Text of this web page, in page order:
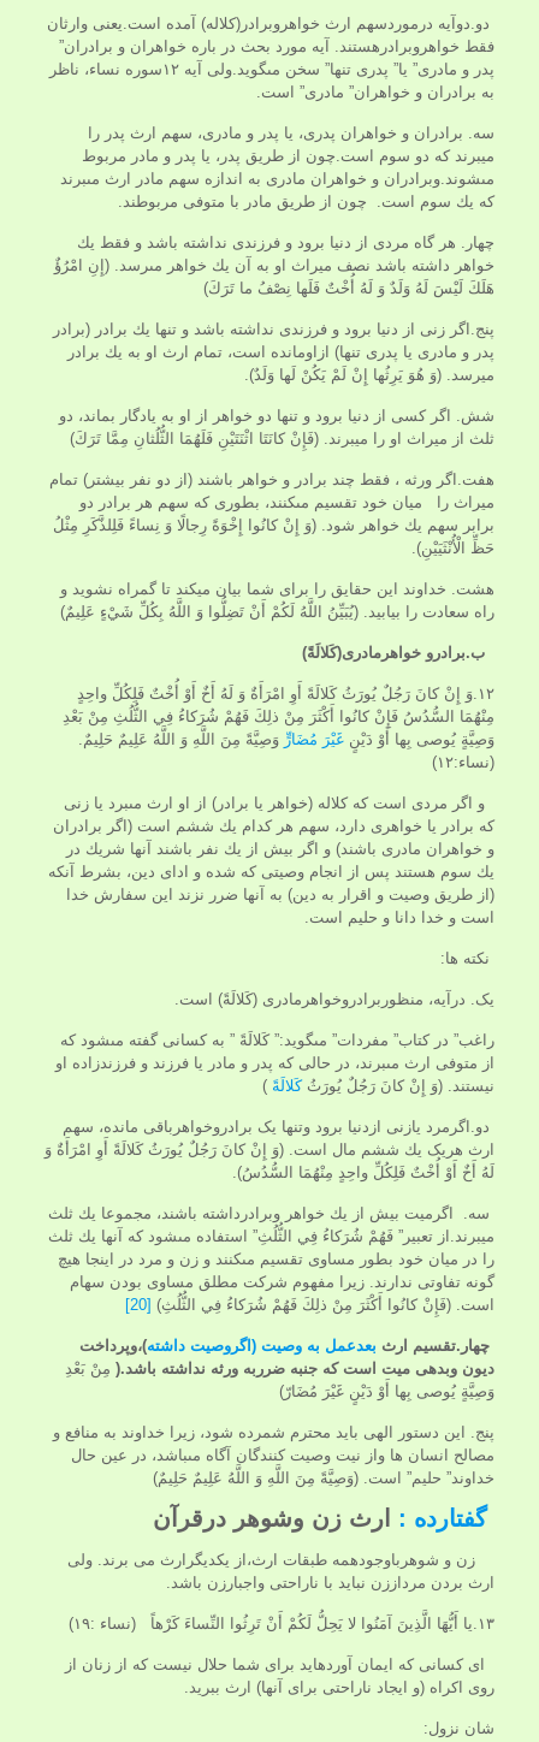
دو.دوآیه درموردسهم ارث خواهروبرادر(کلاله) آمده است.یعنی وارثان
فقط خواهروبرادرهستند. آيه مورد بحث در باره خواهران و برادران”
پدر و مادرى” يا” پدرى تنها” سخن مى‏گويد.ولی آيه ۱۲سوره نساء، ناظر
به برادران و خواهران” مادرى” است.
سه. برادران و خواهران پدرى، يا پدر و مادرى، سهم ارث پدر را
ميبرند كه دو سوم است.چون از طريق پدر، يا پدر و مادر مربوط
مى‏شوند.وبرادران و خواهران مادرى به اندازه سهم مادر ارث مى‏برند
كه يك سوم است. چون از طريق مادر با متوفى مربوطند.
چهار. هر گاه مردى از دنيا برود و فرزندى نداشته باشد و فقط يك
خواهر داشته باشد نصف ميراث او به آن يك خواهر مى‏رسد. (إِنِ امْرُؤٌ
هَلَكَ لَيْسَ لَهُ وَلَدٌ وَ لَهُ أُخْتٌ فَلَها نِصْفُ ما تَرَكَ)
پنج.اگر زنى از دنيا برود و فرزندى نداشته باشد و تنها يك برادر (برادر
پدر و مادرى يا پدرى تنها) ازاومانده است، تمام ارث او به يك برادر
ميرسد. (وَ هُوَ يَرِثُها إِنْ لَمْ يَكُنْ لَها وَلَدٌ).
شش. اگر كسى از دنيا برود و تنها دو خواهر از او به يادگار بماند، دو
ثلث از ميراث او را ميبرند. (فَإِنْ كانَتَا اثْنَتَيْنِ فَلَهُمَا الثُّلُثانِ مِمَّا تَرَكَ)
هفت.اگر ورثه ، فقط چند برادر و خواهر باشند (از دو نفر بيشتر) تمام
ميراث را ميان خود تقسيم مى‏كنند، بطورى كه سهم هر برادر دو
برابر سهم يك خواهر شود. (وَ إِنْ كانُوا إِخْوَةً رِجالًا وَ نِساءً فَلِلذَّكَرِ مِثْلُ
حَظِّ الْأُنْثَيَيْنِ).
هشت. خداوند اين حقايق را براى شما بيان ميكند تا گمراه نشويد و
راه سعادت را بيابيد. (يُبَيِّنُ اللَّهُ لَكُمْ أَنْ تَضِلُّوا وَ اللَّهُ بِكُلِّ شَيْ‏ءٍ عَلِيمٌ)
ب.برادرو خواهرمادری(کَلالَةً)
۱۲.وَ إِنْ كانَ رَجُلٌ يُورَثُ كَلالَةً أَوِ امْرَأَةٌ وَ لَهُ أَخٌ أَوْ أُخْتٌ فَلِكُلِّ واحِدٍ
مِنْهُمَا السُّدُسُ فَإِنْ كانُوا أَكْثَرَ مِنْ ذلِكَ فَهُمْ شُرَكاءُ فِي الثُّلُثِ مِنْ بَعْدِ
وَصِيَّةٍ يُوصى‏ بِها أَوْ دَيْنٍ غَيْرَ مُضَارٍّ وَصِيَّةً مِنَ اللَّهِ وَ اللَّهُ عَلِيمٌ حَلِيمٌ.
(نساء:۱۲)
و اگر مردى است كه كلاله (خواهر يا برادر) از او ارث مى‏برد يا زنى
كه برادر يا خواهرى دارد، سهم هر كدام يك ششم است (اگر برادران
و خواهران مادرى باشند) و اگر بيش از يك نفر باشند آنها شريك در
يك سوم هستند پس از انجام وصيتى كه شده و اداى دين، بشرط آنكه
(از طريق وصيت و اقرار به دين) به آنها ضرر نزند اين سفارش خدا
است و خدا دانا و حليم است.
نکته ها:
یک. درآیه، منظوربرادروخواهرمادری (كَلالَةً) است.
راغب” در كتاب” مفردات” مى‏گويد:” كَلالَةً ” به كسانى گفته مى‏شود كه
از متوفى ارث مى‏برند، در حالى كه پدر و مادر يا فرزند و فرزندزاده او
نيستند. (وَ إِنْ كانَ رَجُلٌ يُورَثُكَلالَةً )
دو.اگرمرد یازنی ازدنیا برود وتنها یک برادروخواهرباقی مانده، سهم
ارث هریک يك ششم مال است. (وَ إِنْ كانَ رَجُلٌ يُورَثُ كَلالَةً أَوِ امْرَأَةٌ وَ
لَهُ أَخٌ أَوْ أُخْتٌ فَلِكُلِّ واحِدٍ مِنْهُمَا السُّدُسُ).
سه. اگرمیت بیش از يك خواهر وبرادرداشته باشند، مجموعا يك ثلث
ميبرند.از تعبير” فَهُمْ شُرَكاءُ فِي الثُّلُثِ” استفاده مى‏شود كه آنها يك ثلث
را در ميان خود بطور مساوى تقسيم مى‏كنند و زن و مرد در اينجا هيچ
گونه تفاوتى ندارند. زيرا مفهوم شركت مطلق مساوى بودن سهام
است. (فَإِنْ كانُوا أَكْثَرَ مِنْ ذلِكَ فَهُمْ شُرَكاءُ فِي الثُّلُثِ) [20]
چهار .تقسیم ارث بعدعمل به وصیت (اگروصیت داشته)،وپرداخت
دیون وبدهی میت است که جنبه ضرربه ورثه نداشته باشد.(مِنْ بَعْدِ
وَصِيَّةٍ يُوصى‏ بِها أَوْ دَيْنٍ‏ غَيْرَ مُضَارّ)
پنج. اين دستور الهى بايد محترم شمرده شود، زيرا خداوند به منافع و
مصالح انسان ها واز نيت وصيت كنندگان آگاه مى‏باشد، در عين حال
خداوند” حليم” است. (وَصِيَّةً مِنَ اللَّهِ وَ اللَّهُ عَلِيمٌ حَلِيمٌ)
گفتارده : ارث زن وشوهر درقرآن
زن و شوهرباوجودهمه طبقات ارث،از يكديگرارث می برند. ولی
ارث بردن مرداززن نباید با ناراحتی واجبارزن باشد.
۱۳.يا أَيُّهَا الَّذِينَ آمَنُوا لا يَحِلُّ لَكُمْ أَنْ تَرِثُوا النِّساءَ كَرْهاً (نساء :۱۹)
اى كسانى كه ايمان آورده‏ايد براى شما حلال نيست كه از زنان از
روى اكراه (و ايجاد ناراحتى براى آنها) ارث ببريد.
شان نزول: